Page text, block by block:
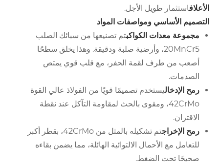
الأعلافاستثمار طويل الأجل.
التصميم الأساسي ومواصفات المواد
مجموعة معدات الكواكبتم تصنيعها من سبائك الصلب
20MnCr5، وأرضية صلبة ودقيقة. وهذا يخلق سطحًا
أصعب من طرف لقمة الحفر، مع قلب قوي يمتص
الصدمات.
رمح الإدخاليستخدم تصميمًا قويًا من الفولاذ عالي القوة
42CrMo، ومقوى بالحث لمقاومة التآكل عند نقطة
الاقتران.
رمح الإخراج
تم تشكيله بالمثل من 42CrMo، بقطر أكبر
للتعامل مع الأحمال الالتوائية الهائلة، مما يضمن بقاءه
صحيحًا تحت الضغط.